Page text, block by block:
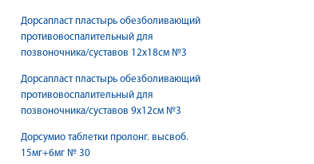
Дорсапласт пластырь обезболивающий
противовоспалительный для
позвоночника/суставов 12х18см №3
Дорсапласт пластырь обезболивающий
противовоспалительный для
позвоночника/суставов 9х12см №3
Дорсумио таблетки пролонг. высвоб.
15мг+6мг № 30